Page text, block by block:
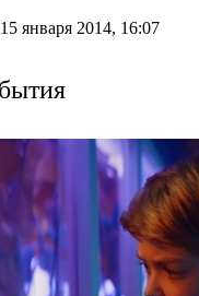
января 2014, 16:07